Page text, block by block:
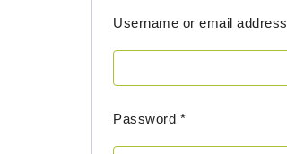
Username or email address
Password *Required